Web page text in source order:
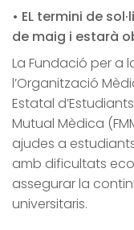
• EL termini de
de maig i estarà
La Fundació per a
l’Organització
Estatal
Mutual Mèdica
ajudes a
amb dificultats
assegurar la
universitaris.